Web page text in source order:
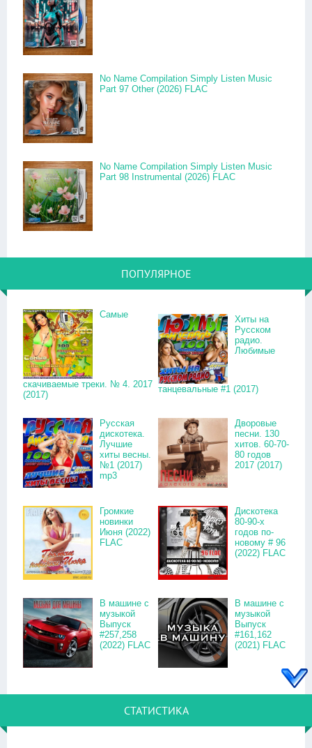
No Name Compilation Simply Listen Music
Part 97 Other (2026) FLAC
No Name Compilation Simply Listen Music
Part 98 Instrumental (2026) FLAC
ПОПУЛЯРНОЕ
Самые
скачиваемые треки. № 4. 2017
(2017)
Хиты на
Русском
радио.
Любимые
танцевальные #1 (2017)
Русская
дискотека.
Лучшие
хиты весны.
№1 (2017)
mp3
Дворовые
песни. 130
хитов. 60-70-
80 годов
2017 (2017)
Громкие
новинки
Июня (2022)
FLAC
Дискотека
80-90-х
годов по-
новому # 96
(2022) FLAC
В машине с
музыкой
Выпуск
#257,258
(2022) FLAC
В машине с
музыкой
Выпуск
#161,162
(2021) FLAC
СТАТИСТИКА